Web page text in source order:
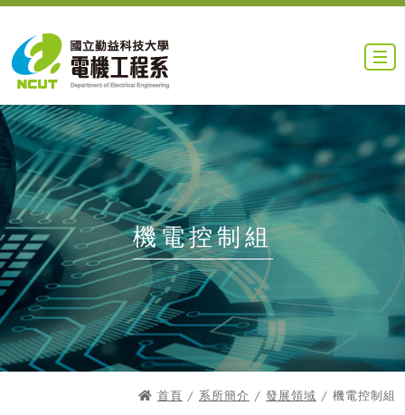
機電控制組
首頁 / 系所簡介 / 發展領域 / 機電控制組